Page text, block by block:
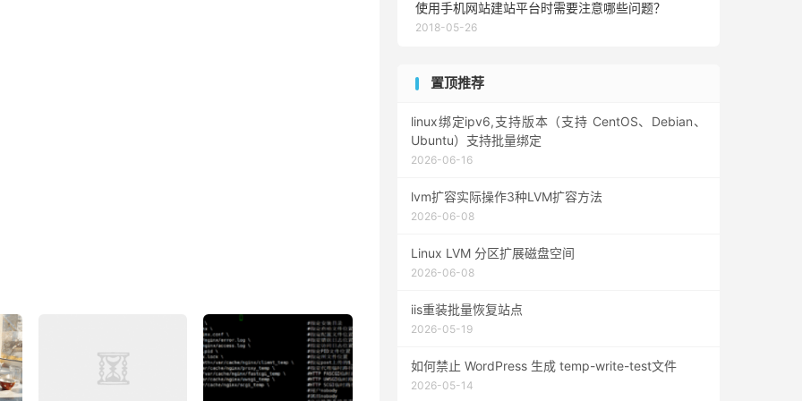
使用手机网站建站平台时需要注意哪些问题？
2018-05-26
置顶推荐
linux绑定ipv6,支持版本（支持 CentOS、Debian、
Ubuntu）支持批量绑定
2026-06-16
lvm扩容实际操作3种LVM扩容方法
2026-06-08
Linux LVM 分区扩展磁盘空间
2026-06-08
iis重装批量恢复站点
2026-05-19
如何禁止 WordPress 生成 temp-write-test文件
2026-05-14